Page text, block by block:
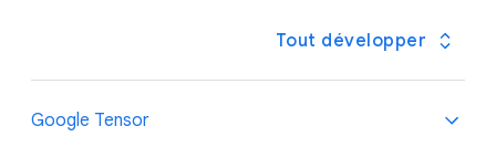
Tout développer
Google Tensor